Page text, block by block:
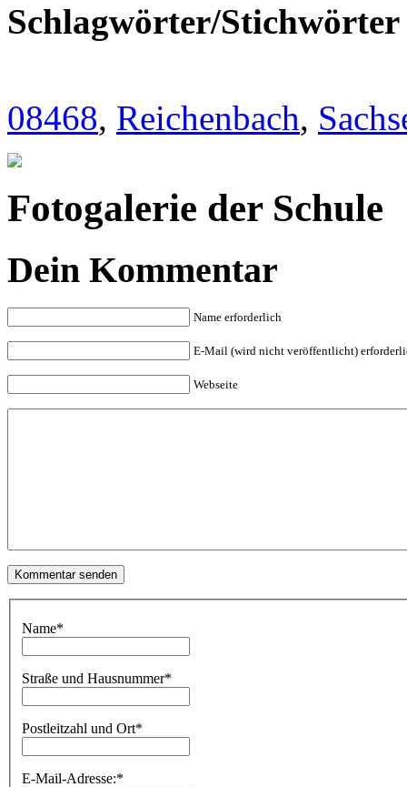
Schlagwörter/Stichwörter
08468, Reichenbach,
Fotogalerie der Schule
Dein Kommentar
Name erforderlich
E-Mail (wird nicht veröffentlicht)
Webseite
Name*
Straße und Hausnummer*
Postleitzahl und Ort*
E-Mail-Adresse:*